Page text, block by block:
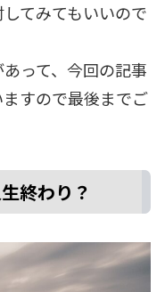
てみてもいいので
って、今回の記事
すので最後までご
終わり？